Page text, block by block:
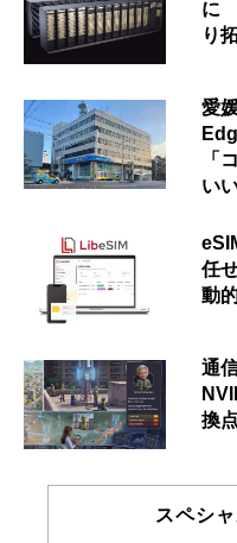
に
り
愛
「
いい
任
動
通
換点
スペシ